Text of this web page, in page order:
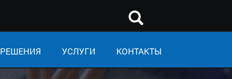
РЕШЕНИЯ УСЛУГИ КОНТАКТЫ